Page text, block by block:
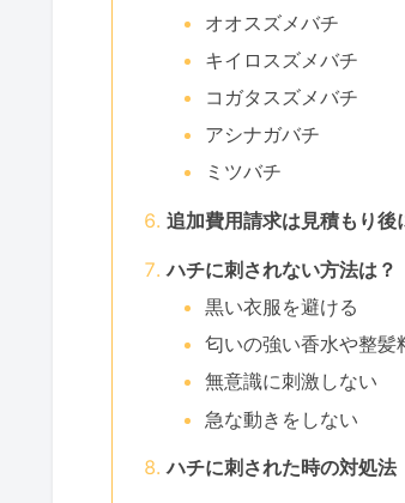
オオスズメバチ
キイロスズメバチ
コガタスズメバチ
アシナガバチ
ミツバチ
追加費用請求は見積もり後
ハチに刺されない方法は？
黒い衣服を避ける
匂いの強い香水や整髪
無意識に刺激しない
急な動きをしない
ハチに刺された時の対処法